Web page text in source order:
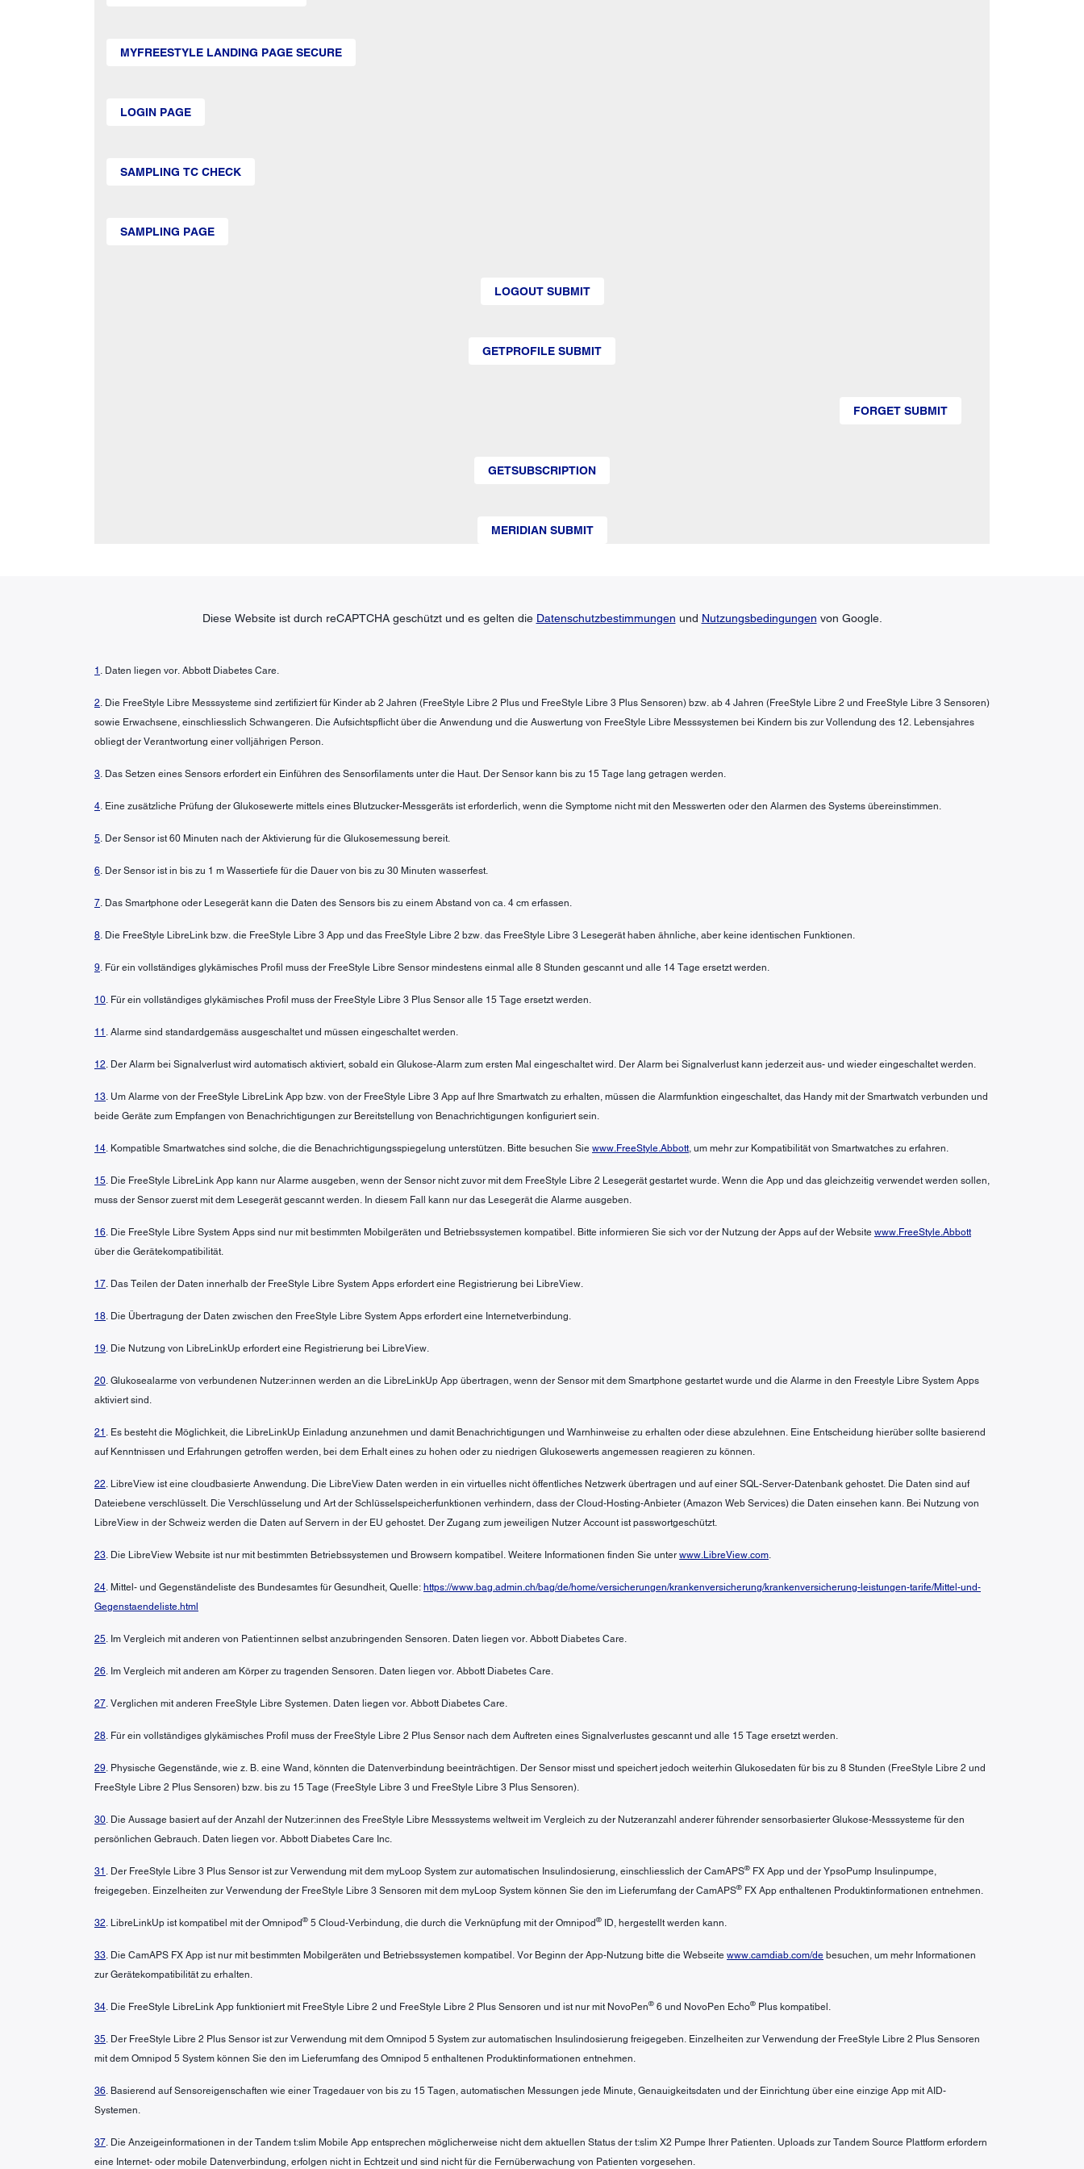
MYFREESTYLE LANDING PAGE SECURE
LOGIN PAGE
SAMPLING TC CHECK
SAMPLING PAGE
LOGOUT SUBMIT
GETPROFILE SUBMIT
FORGET SUBMIT
GETSUBSCRIPTION
MERIDIAN SUBMIT
Diese Website ist durch reCAPTCHA geschützt und es gelten die Datenschutzbestimmungen und Nutzungsbedingungen von Google.
1 . Daten liegen vor. Abbott Diabetes Care.
2. Die FreeStyle Libre Messsysteme sind zertifiziert für Kinder ab 2 Jahren (FreeStyle Libre 2 Plus und FreeStyle Libre 3 Plus Sensoren) bzw. ab 4 Jahren (FreeStyle Libre 2 und FreeStyle Libre 3 Sensoren)
sowie Erwachsene, einschliesslich Schwangeren. Die Aufsichtspflicht über die Anwendung und die Auswertung von FreeStyle Libre Messsystemen bei Kindern bis zur Vollendung des 12. Lebensjahres
obliegt der Verantwortung einer volljährigen Person.
3. Das Setzen eines Sensors erfordert ein Einführen des Sensorfilaments unter die Haut. Der Sensor kann bis zu 15 Tage lang getragen werden.
4. Eine zusätzliche Prüfung der Glukosewerte mittels eines Blutzucker-Messgeräts ist erforderlich, wenn die Symptome nicht mit den Messwerten oder den Alarmen des Systems übereinstimmen.
5. Der Sensor ist 60 Minuten nach der Aktivierung für die Glukosemessung bereit.
6. Der Sensor ist in bis zu 1 m Wassertiefe für die Dauer von bis zu 30 Minuten wasserfest.
7. Das Smartphone oder Lesegerät kann die Daten des Sensors bis zu einem Abstand von ca. 4 cm erfassen.
8. Die FreeStyle LibreLink bzw. die FreeStyle Libre 3 App und das FreeStyle Libre 2 bzw. das FreeStyle Libre 3 Lesegerät haben ähnliche, aber keine identischen Funktionen.
9. Für ein vollständiges glykämisches Profil muss der FreeStyle Libre Sensor mindestens einmal alle 8 Stunden gescannt und alle 14 Tage ersetzt werden.
10. Für ein vollständiges glykämisches Profil muss der FreeStyle Libre 3 Plus Sensor alle 15 Tage ersetzt werden.
11 . Alarme sind standardgemäss ausgeschaltet und müssen eingeschaltet werden.
12. Der Alarm bei Signalverlust wird automatisch aktiviert, sobald ein Glukose-Alarm zum ersten Mal eingeschaltet wird. Der Alarm bei Signalverlust kann jederzeit aus- und wieder eingeschaltet werden.
13. Um Alarme von der FreeStyle LibreLink App bzw. von der FreeStyle Libre 3 App auf Ihre Smartwatch zu erhalten, müssen die Alarmfunktion eingeschaltet, das Handy mit der Smartwatch verbunden und
beide Geräte zum Empfangen von Benachrichtigungen zur Bereitstellung von Benachrichtigungen konfiguriert sein.
14. Kompatible Smartwatches sind solche, die die Benachrichtigungsspiegelung unterstützen. Bitte besuchen Sie www.FreeStyle.Abbott, um mehr zur Kompatibilität von Smartwatches zu erfahren.
15. Die FreeStyle LibreLink App kann nur Alarme ausgeben, wenn der Sensor nicht zuvor mit dem FreeStyle Libre 2 Lesegerät gestartet wurde. Wenn die App und das gleichzeitig verwendet werden sollen,
muss der Sensor zuerst mit dem Lesegerät gescannt werden. In diesem Fall kann nur das Lesegerät die Alarme ausgeben.
16. Die FreeStyle Libre System Apps sind nur mit bestimmten Mobilgeräten und Betriebssystemen kompatibel. Bitte informieren Sie sich vor der Nutzung der Apps auf der Website www.FreeStyle.Abbott
über die Gerätekompatibilität.
17. Das Teilen der Daten innerhalb der FreeStyle Libre System Apps erfordert eine Registrierung bei LibreView.
18. Die Übertragung der Daten zwischen den FreeStyle Libre System Apps erfordert eine Internetverbindung.
19. Die Nutzung von LibreLinkUp erfordert eine Registrierung bei LibreView.
20. Glukosealarme von verbundenen Nutzer:innen werden an die LibreLinkUp App übertragen, wenn der Sensor mit dem Smartphone gestartet wurde und die Alarme in den Freestyle Libre System Apps
aktiviert sind.
21 . Es besteht die Möglichkeit, die LibreLinkUp Einladung anzunehmen und damit Benachrichtigungen und Warnhinweise zu erhalten oder diese abzulehnen. Eine Entscheidung hierüber sollte basierend
auf Kenntnissen und Erfahrungen getroffen werden, bei dem Erhalt eines zu hohen oder zu niedrigen Glukosewerts angemessen reagieren zu können.
22. LibreView ist eine cloudbasierte Anwendung. Die LibreView Daten werden in ein virtuelles nicht öffentliches Netzwerk übertragen und auf einer SQL-Server-Datenbank gehostet. Die Daten sind auf
Dateiebene verschlüsselt. Die Verschlüsselung und Art der Schlüsselspeicherfunktionen verhindern, dass der Cloud-Hosting-Anbieter (Amazon Web Services) die Daten einsehen kann. Bei Nutzung von
LibreView in der Schweiz werden die Daten auf Servern in der EU gehostet. Der Zugang zum jeweiligen Nutzer Account ist passwortgeschützt.
23. Die LibreView Website ist nur mit bestimmten Betriebssystemen und Browsern kompatibel. Weitere Informationen finden Sie unter www.LibreView.com.
24. Mittel- und Gegenständeliste des Bundesamtes für Gesundheit, Quelle: https://www.bag.admin.ch/bag/de/home/versicherungen/krankenversicherung/krankenversicherung-leistungen-tarife/Mittel-und-
Gegenstaendeliste.html
25. Im Vergleich mit anderen von Patient:innen selbst anzubringenden Sensoren. Daten liegen vor. Abbott Diabetes Care.
26. Im Vergleich mit anderen am Körper zu tragenden Sensoren. Daten liegen vor. Abbott Diabetes Care.
27. Verglichen mit anderen FreeStyle Libre Systemen. Daten liegen vor. Abbott Diabetes Care.
28. Für ein vollständiges glykämisches Profil muss der FreeStyle Libre 2 Plus Sensor nach dem Auftreten eines Signalverlustes gescannt und alle 15 Tage ersetzt werden.
29. Physische Gegenstände, wie z. B. eine Wand, könnten die Datenverbindung beeinträchtigen. Der Sensor misst und speichert jedoch weiterhin Glukosedaten für bis zu 8 Stunden (FreeStyle Libre 2 und
FreeStyle Libre 2 Plus Sensoren) bzw. bis zu 15 Tage (FreeStyle Libre 3 und FreeStyle Libre 3 Plus Sensoren).
30. Die Aussage basiert auf der Anzahl der Nutzer:innen des FreeStyle Libre Messsystems weltweit im Vergleich zu der Nutzeranzahl anderer führender sensorbasierter Glukose-Messsysteme für den
persönlichen Gebrauch. Daten liegen vor. Abbott Diabetes Care Inc.
31 . Der FreeStyle Libre 3 Plus Sensor ist zur Verwendung mit dem myLoop System zur automatischen Insulindosierung, einschliesslich der CamAPS® FX App und der YpsoPump Insulinpumpe,
freigegeben. Einzelheiten zur Verwendung der FreeStyle Libre 3 Sensoren mit dem myLoop System können Sie den im Lieferumfang der CamAPS® FX App enthaltenen Produktinformationen entnehmen.
32. LibreLinkUp ist kompatibel mit der Omnipod® 5 Cloud-Verbindung, die durch die Verknüpfung mit der Omnipod® ID, hergestellt werden kann.
33. Die CamAPS FX App ist nur mit bestimmten Mobilgeräten und Betriebssystemen kompatibel. Vor Beginn der App-Nutzung bitte die Webseite www.camdiab.com/de besuchen, um mehr Informationen
zur Gerätekompatibilität zu erhalten.
34. Die FreeStyle LibreLink App funktioniert mit FreeStyle Libre 2 und FreeStyle Libre 2 Plus Sensoren und ist nur mit NovoPen® 6 und NovoPen Echo® Plus kompatibel.
35. Der FreeStyle Libre 2 Plus Sensor ist zur Verwendung mit dem Omnipod 5 System zur automatischen Insulindosierung freigegeben. Einzelheiten zur Verwendung der FreeStyle Libre 2 Plus Sensoren
mit dem Omnipod 5 System können Sie den im Lieferumfang des Omnipod 5 enthaltenen Produktinformationen entnehmen.
36. Basierend auf Sensoreigenschaften wie einer Tragedauer von bis zu 15 Tagen, automatischen Messungen jede Minute, Genauigkeitsdaten und der Einrichtung über eine einzige App mit AID-
Systemen.
37. Die Anzeigeinformationen in der Tandem t:slim Mobile App entsprechen möglicherweise nicht dem aktuellen Status der t:slim X2 Pumpe Ihrer Patienten. Uploads zur Tandem Source Plattform erfordern
eine Internet- oder mobile Datenverbindung, erfolgen nicht in Echtzeit und sind nicht für die Fernüberwachung von Patienten vorgesehen.